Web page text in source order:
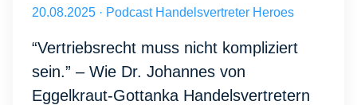
Veröffentlicht am 20.08.2025
20.08.2025 · Podcast Handelsvertreter Heroes
“Vertriebsrecht muss nicht kompliziert
sein.” – Wie Dr. Johannes von
Eggelkraut-Gottanka Handelsvertretern